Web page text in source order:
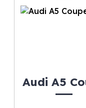
Audi A5